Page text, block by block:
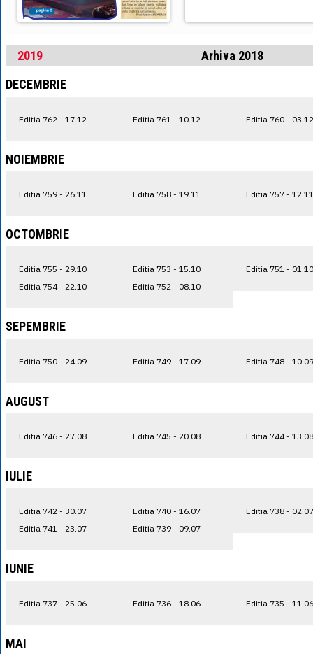
2019
Arhiva 2018
DECEMBRIE
Editia 762 - 17.12 Editia 761 - 10.12 Editia 760 -
NOIEMBRIE
Editia 759 - 26.11 Editia 758 - 19.11 Editia 757 -
OCTOMBRIE
Editia 755 - 29.10
Editia 754 - 22.10
Editia 753 - 15.10
Editia 752 - 08.10
Editia 751 -
SEPEMBRIE
Editia 750 - 24.09 Editia 749 - 17.09 Editia 748 -
AUGUST
Editia 746 - 27.08 Editia 745 - 20.08 Editia 744 -
IULIE
Editia 742 - 30.07
Editia 741 - 23.07
Editia 740 - 16.07
Editia 739 - 09.07
Editia 738 -
IUNIE
Editia 737 - 25.06 Editia 736 - 18.06 Editia 735 -
MAI